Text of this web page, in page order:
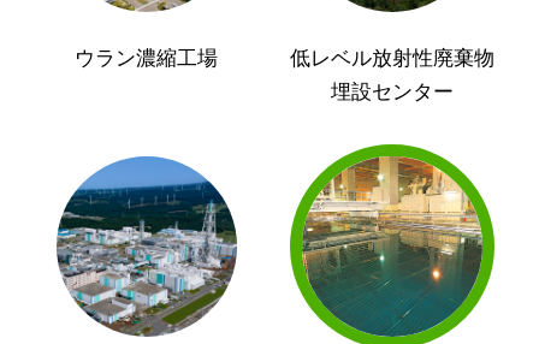
ウラン濃縮工場
低レベル放射性廃棄物
埋設センター